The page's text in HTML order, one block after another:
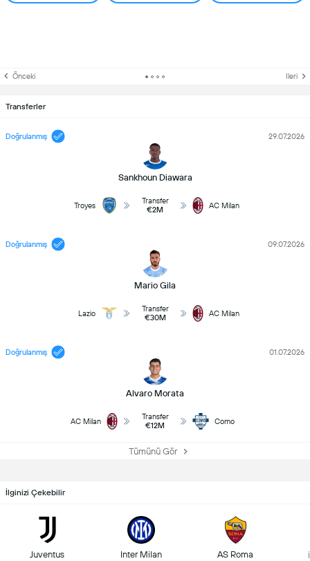
Önceki Ileri
Transferler
Doğrulanmış
Sankhoun Diawara
29.07.2026
Troyes
Transfer
€2M
AC Milan
Doğrulanmış
Mario Gila
09.07.2026
Lazio
Transfer
€30M
AC Milan
Doğrulanmış
Alvaro Morata
01.07.2026
AC Milan
Transfer
€12M
Como
Tümünü Gör
İlginizi Çekebilir
Juventus Inter Milan AS Roma